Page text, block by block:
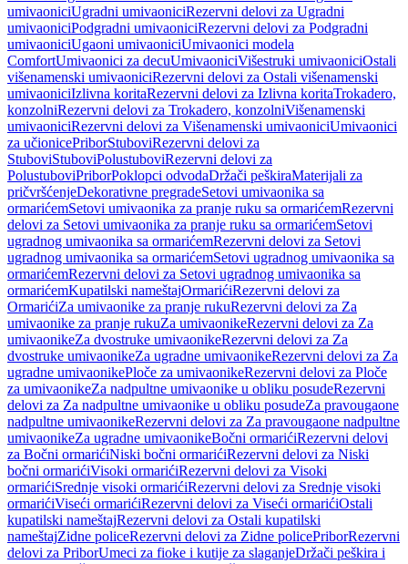
umivaoniciUgradni umivaoniciRezervni delovi za Ugradni
umivaoniciPodgradni umivaoniciRezervni delovi za Podgradni
umivaoniciUgaoni umivaoniciUmivaonici modela
ComfortUmivaonici za decuUmivaoniciVišestruki umivaoniciOstali
višenamenski umivaoniciRezervni delovi za Ostali višenamenski
umivaoniciIzlivna koritaRezervni delovi za Izlivna koritaTrokadero,
konzolniRezervni delovi za Trokadero, konzolniVišenamenski
umivaoniciRezervni delovi za Višenamenski umivaoniciUmivaonici
za učionicePriborStuboviRezervni delovi za
StuboviStuboviPolustuboviRezervni delovi za
PolustuboviPriborPoklopci odvodaDržači peškiraMaterijali za
pričvršćenjeDekorativne pregradeSetovi umivaonika sa
ormarićemSetovi umivaonika za pranje ruku sa ormarićemRezervni
delovi za Setovi umivaonika za pranje ruku sa ormarićemSetovi
ugradnog umivaonika sa ormarićemRezervni delovi za Setovi
ugradnog umivaonika sa ormarićemSetovi ugradnog umivaonika sa
ormarićemRezervni delovi za Setovi ugradnog umivaonika sa
ormarićemKupatilski nameštajOrmarićiRezervni delovi za
OrmarićiZa umivaonike za pranje rukuRezervni delovi za Za
umivaonike za pranje rukuZa umivaonikeRezervni delovi za Za
umivaonikeZa dvostruke umivaonikeRezervni delovi za Za
dvostruke umivaonikeZa ugradne umivaonikeRezervni delovi za Za
ugradne umivaonikePloče za umivaonikeRezervni delovi za Ploče
za umivaonikeZa nadpultne umivaonike u obliku posudeRezervni
delovi za Za nadpultne umivaonike u obliku posudeZa pravougaone
nadpultne umivaonikeRezervni delovi za Za pravougaone nadpultne
umivaonikeZa ugradne umivaonikeBočni ormarićiRezervni delovi
za Bočni ormarićiNiski bočni ormarićiRezervni delovi za Niski
bočni ormarićiVisoki ormarićiRezervni delovi za Visoki
ormarićiSrednje visoki ormarićiRezervni delovi za Srednje visoki
ormarićiViseći ormarićiRezervni delovi za Viseći ormarićiOstali
kupatilski nameštajRezervni delovi za Ostali kupatilski
nameštajZidne policeRezervni delovi za Zidne policePriborRezervni
delovi za PriborUmeci za fioke i kutije za slaganjeDržači peškira i